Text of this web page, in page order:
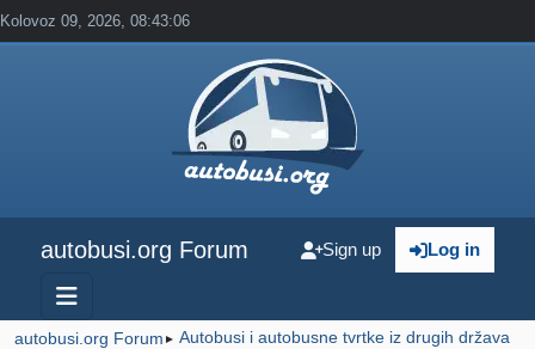
Kolovoz 09, 2026, 08:43:06
autobusi.org Forum Log in
Sign up
autobusi.org Forum ► Autobusi i autobusne tvrtke iz drugih država